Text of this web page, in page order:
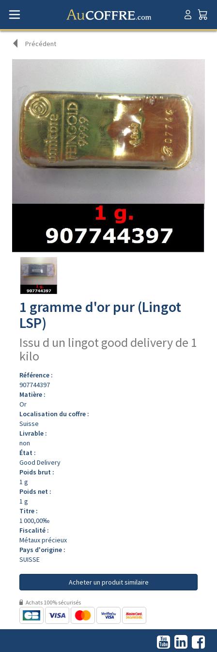
Précédent
Avers
produit
1 gramme d'or pur (Lingot
LSP)
Issu d un lingot good delivery de 1
kilo
Référence :
907744397
Matière :
Or
Localisation du coffre :
Suisse
Livrable :
non
État :
Good Delivery
Poids brut :
1 g
Poids net :
1 g
Titre :
1 000,00‰
Fiscalité :
Métaux précieux
Pays d'origine :
SUISSE
Acheter un produit similaire
Achats 100% sécurisés